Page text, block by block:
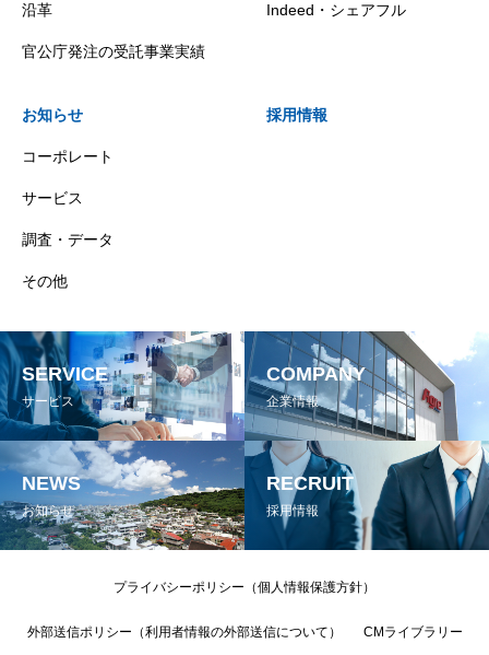
沿革
官公庁発注の受託事業実績
Indeed・シェアフル
お知らせ
コーポレート
サービス
調査・データ
その他
採用情報
SERVICE
サービス
COMPANY
企業情報
NEWS
お知らせ
RECRUIT
採用情報
プライバシーポリシー（個人情報保護方針）
外部送信ポリシー（利用者情報の外部送信について） CMライブラリー